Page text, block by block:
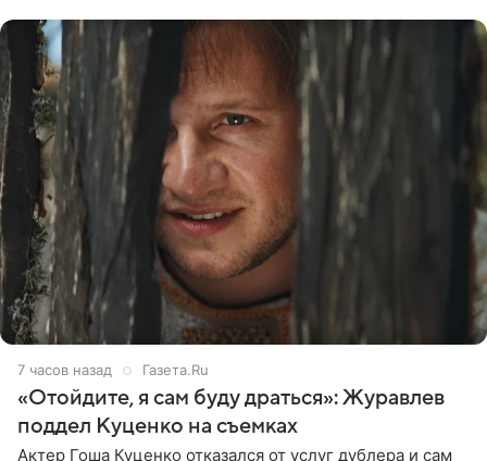
7 часов назад Газета.Ru
«Отойдите, я сам буду драться»: Журавлев
поддел Куценко на съемках
Актер Гоша Куценко отказался от услуг дублера и сам